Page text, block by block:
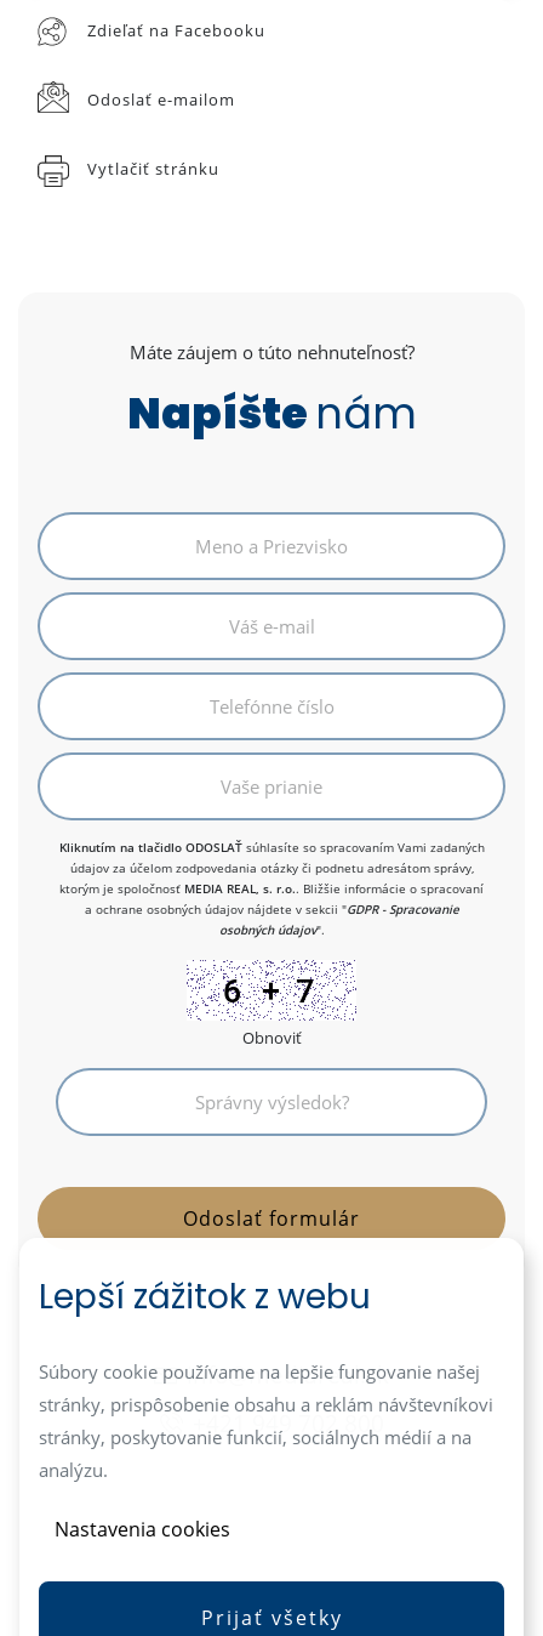
Zdieľať na Facebooku
Odoslať e-mailom
Vytlačiť stránku
Máte záujem o túto nehnuteľnosť?
Napíšte nám
Kliknutím na tlačidlo ODOSLAŤsúhlasíte so spracovaním Vami zadaných
údajov za účelom zodpovedania otázky či podnetu adresátom správy,
ktorým je spoločnosť MEDIA REAL, s. r.o.. Bližšie informácie o spracovaní
a ochrane osobných údajov nájdete v sekcii "GDPR - Spracovanie
osobných údajov".
Obnoviť
info@mediareal.sk
+421 949 702 800
Lepší zážitok z webu
Súbory cookie používame na lepšie fungovanie našej
stránky, prispôsobenie obsahu a reklám návštevníkovi
stránky, poskytovanie funkcií, sociálnych médií a na
analýzu.
Nastavenia cookies
Prijať všetky